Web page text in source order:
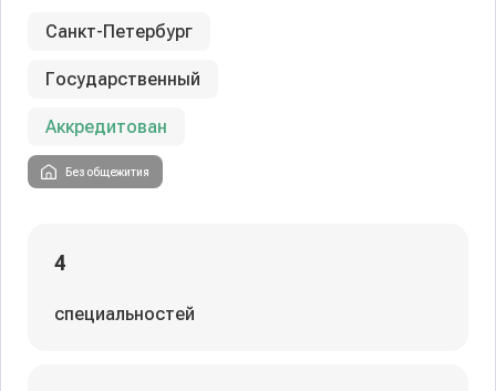
Санкт-Петербург
Государственный
Аккредитован
Без общежития
4
специальностей